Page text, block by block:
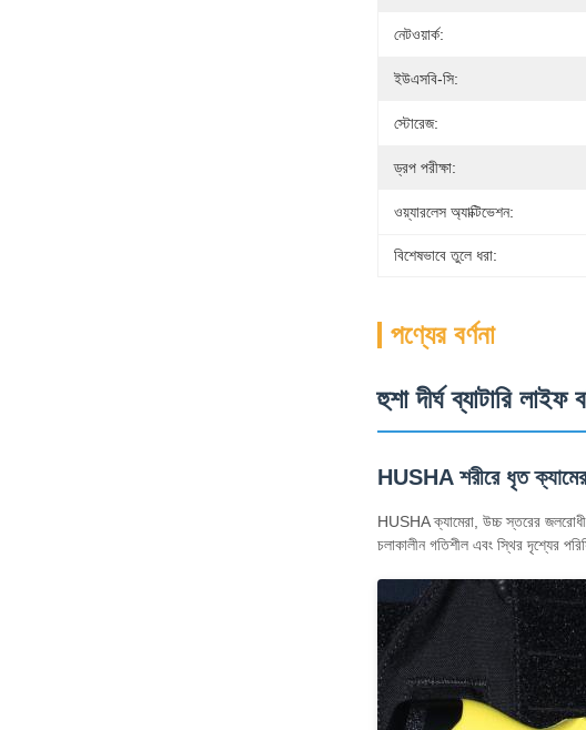
নেটওয়ার্ক:
ইউএসবি-সি:
স্টোরেজ:
ড্রপ পরীক্ষা:
ওয়্যারলেস অ্যাক্টিভেশন:
বিশেষভাবে তুলে ধরা:
পণ্যের বর্ণনা
হুশা দীর্ঘ ব্যাটারি
HUSHA শরীরে ধৃত
HUSHA ক্যামেরা, উচ্চ স্তরের জলরোধী
চলাকালীন গতিশীল এবং স্থির দৃশ্যের